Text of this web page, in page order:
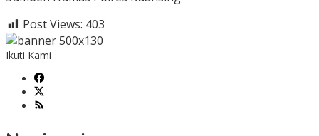
Post Views: 403
Ikuti Kami